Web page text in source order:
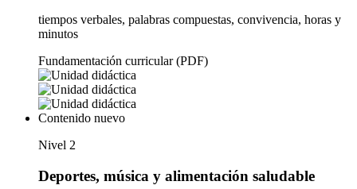
tiempos verbales, palabras compuestas, convivencia, horas y
minutos
Fundamentación curricular (PDF)
Contenido nuevo
Nivel 2
Deportes, música y alimentación saludable